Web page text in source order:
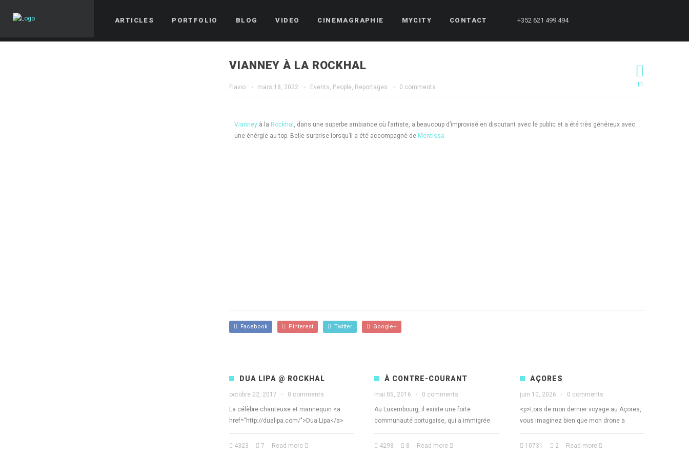
ARTICLES PORTFOLIO BLOG VIDEO CINEMAGRAPHIE MYCITY CONTACT +352 621 499 494
VIANNEY À LA ROCKHAL
Flavio · mars 18, 2022 · Events, People, Reportages · 0 comments 11
Vianney à la Rockhal , dans une superbe ambiance où l’artiste, a beaucoup d’improvisé en discutant avec le public et a été très généreux avec
une énérgie au top. Belle surprise lorsqu’il a été accompagné de Mentissa
Facebook Pinterest Twitter Google+
DUA LIPA @ ROCKHAL
octobre 22, 2017 · 0 comments
La célèbre chanteuse et mannequin <a
href="http://dualipa.com/">Dua Lipa</a>
4323 7 Read more
À CONTRE-COURANT
mai 05, 2016 · 0 comments
Au Luxembourg, il existe une forte
communauté portugaise, qui a immigrée
4298 8 Read more
AÇORES
juin 10, 2026 · 0 comments
<p>Lors de mon dernier voyage au Açores,
vous imaginez bien que mon drone a
10731 2 Read more